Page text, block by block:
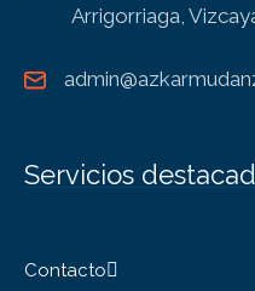
Arrigorriaga,
Servicios
Contacto